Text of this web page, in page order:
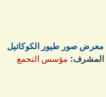
معرض صور طيور الكوكاتيل
المشرف: مؤسس التجمع